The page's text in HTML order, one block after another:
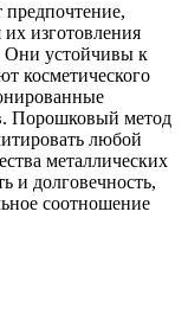
изготовления
Они устойчивы к
косметического
Порошковый метод
любой
металлических
и долговечность,
соотношение